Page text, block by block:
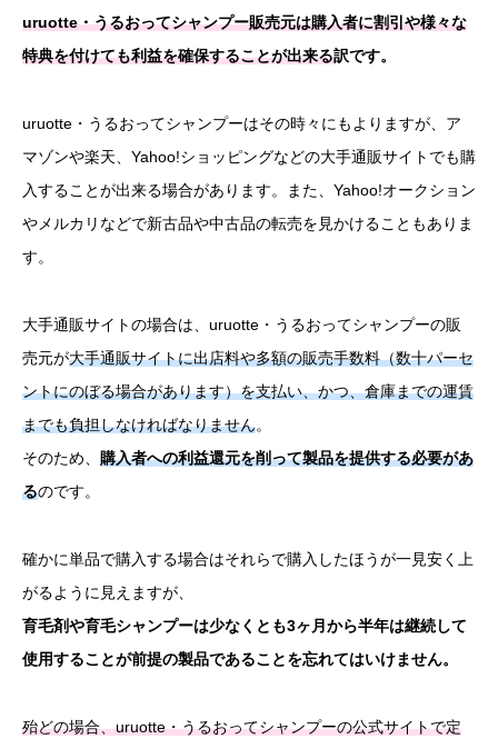
uruotte・うるおってシャンプー販売元は購入者に割引や様々な
特典を付けても利益を確保することが出来る訳です。
uruotte・うるおってシャンプーはその時々にもよりますが、ア
マゾンや楽天、Yahoo!ショッピングなどの大手通販サイトでも購
入することが出来る場合があります。また、Yahoo!オークション
やメルカリなどで新古品や中古品の転売を見かけることもありま
す。
大手通販サイトの場合は、uruotte・うるおってシャンプーの販
売元が大手通販サイトに出店料や多額の販売手数料（数十パーセ
ントにのぼる場合があります）を支払い、かつ、倉庫までの運賃
までも負担しなければなりません。
そのため、 購入者への利益還元を削って製品を提供する必要があ
るのです。
確かに単品で購入する場合はそれらで購入したほうが一見安く上
がるように見えますが、
育毛剤や育毛シャンプーは少なくとも3ヶ月から半年は継続して
使用することが前提の製品であることを忘れてはいけません。
殆どの場合、uruotte・うるおってシャンプーの公式サイトで定